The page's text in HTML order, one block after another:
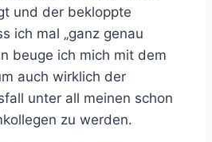
und der bekloppte
ich mal „ganz genau
beuge ich mich mit dem
auch wirklich der
unter all meinen schon
zu werden.